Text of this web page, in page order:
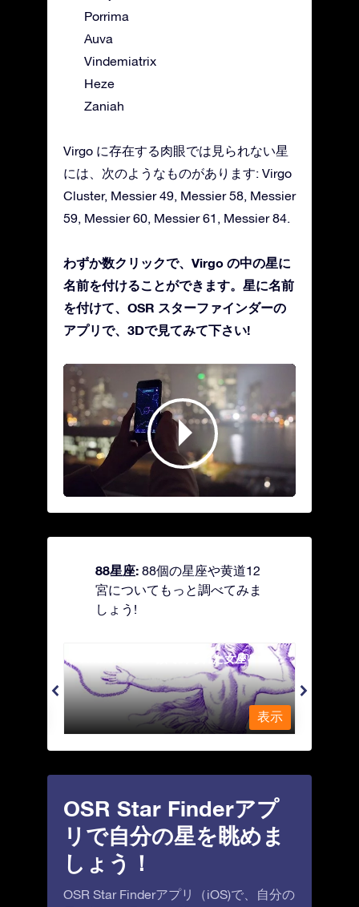
Porrima
Auva
Vindemiatrix
Heze
Zaniah
Virgo に存在する肉眼では見られない星
には、次のようなものがあります: Virgo
Cluster, Messier 49, Messier 58, Messier
59, Messier 60, Messier 61, Messier 84.
わずか数クリックで、Virgo の中の星に
名前を付けることができます。星に名前
を付けて、OSR スターファインダーの
アプリで、3Dで見てみて下さい!
88星座: 88個の星座や黄道12
宮についてもっと調べてみま
しょう!
Andromeda - 鎖で縛られた女座
表示
OSR Star Finderアプ
リで自分の星を眺めま
しょう！
OSR Star Finderアプリ（iOS)で、自分の